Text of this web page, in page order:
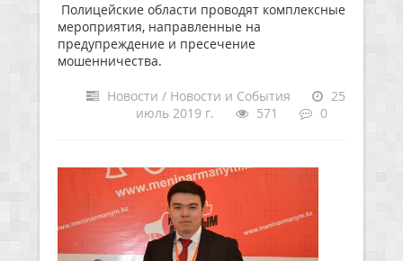
Полицейские области проводят комплексные
мероприятия, направленные на
предупреждение и пресечение
мошенничества.
Новости / Новости и События
25
июль 2019 г.
571 0